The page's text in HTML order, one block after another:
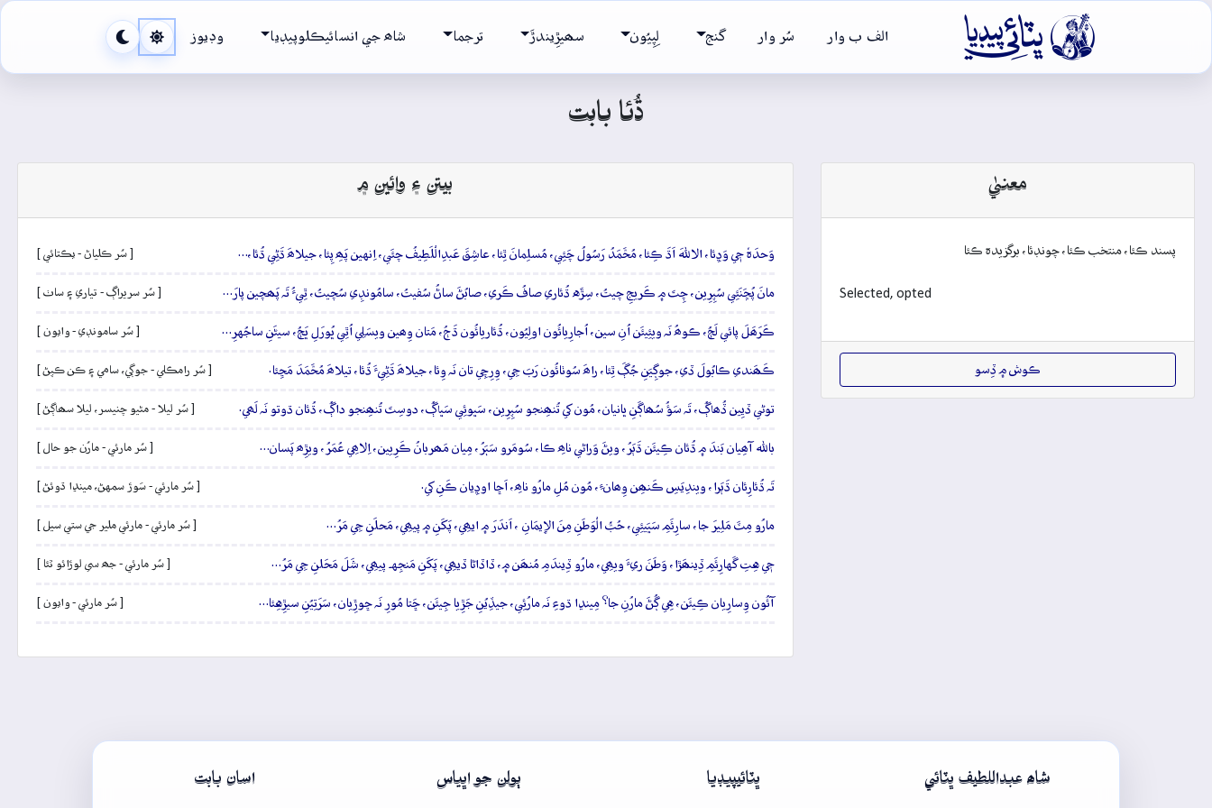
 الف ب وار سُر وار گنج لِپِيُون سھيڙِيندڙَ ترجما شاھ جي انسائيڪلوپيڊيا وڊيوز
ڌُئا بابت
معنيٰ
پسند ڪئا، منتخب ڪئا، چونڊئا، برگزيدہ ڪئا
Selected, opted
ڪوش ۾ ڏِسو
بيتن ۽ وائين ۾
وَحدَہٗ جٖي وَڍِئا، الاللهَ اَڌَ ڪِئا، مُحَّمَدُ رَسُولُ چَئِي، مُسلِمانَ ٿِئا، عاشِقَ عَبدِالْلَطِيفُ چئَي، اِنهين پَھِ پِئا، جيلاھَ ڌَڻِي ڌُئا،… [ سُر ڪلياڻ - يڪتائي ]
مانَ پُڇَنَئِي سُپِرِين، چِتَ ۾ ڪَريجِ چيتُ، سِڙَه ڌُئاري صافُ ڪَري، صابُڻَ ساڻُ سُفيتُ، سامُونڊِي سُچيتُ، ٿِيءُ تَہ پَھچين پارَ… [ سُر سريراڳ - تياري ۽ ساٺ ]
ڪَرَھَلَ پائي لَڄُ، ڪوھُ نَہ ويئِيئَن اُنِ سين، اُجارِيائُون اولِيُون، ڌُئاريائُون ڌَڄُ، مَتان وِھين ويسَلِي اُٿِي ڀُورَلِ ڀَڄُ، سيڻَنِ ساجُهرِ… [ سُر سامونڊي - وايون ]
ڪَھَندي ڪابُولَ ڏي، جوڳِيَنِ جُڳَ ٿِئا، راھَ سُوٺائُون رَبَ جِي، وِرِچِي تان نَہ وِئا، جيلاھَ ڌَڻِيءَ ڌُئا، تيلاھَ مُحَّمَدَ مَڃِئا. [ سُر رامڪلي - جوڳي، سامي ۽ ڪن ڪپڻ ]
توڻي ڏيِين ڏُھاڳُ، تَہ سَؤُ سُھاڳَنِ ڀانيان، مُون کي تُنھِنجو سُپِرِين، سَڀوئِي سَڀاڳُ، دوسِتَ تُنھِنجو داڳُ، ڌُئان ڌوتو نَہ لَھي. [ سُر ليلا - مڻيو چنيسر، ليلا سھاڳڻ ]
باللہ آھِيان بَندَ ۾ ڌُئان ڪِيئَن ڌَٻَرُ، ويڻَ وَراڻي ناھِ ڪا، سُومَرو سَٻَرُ، مِيان مَھربانُ ڪَرِيين، اِلاھِي عُمَرُ، ويڙِھ پَسان… [ سُر مارئي - مارُن جو حال ]
تَہ ڌُئارِئان ڌَٻَرا، ويندِيَسِ ڪَنھِن وِھانءِ، مُون مُلِ مارُو ناھِ، اَڇا اوڍِيان ڪَنِ کي. [ سُر مارئي - سَوڙ سمهڻ، مينڍا ڌوئڻ ]
مارُو مِٽَ مَلِيرَ جا، سارِئَمِ سَڀَيئِي، حُبُّ الْوَطَنِ مِنَ الإِيمَانِ ، اَندَرَ ۾ ايھِي، پَکَنِ ۾ پيھِي، مَحلَنِ جِي مَرُ… [ سُر مارئي - مارئي ملير جي ستي سيل ]
جٖي هِتِ گَهارِئَمِ ڏِينھَڙا، وَطَنَ ريءَ ويھِي، مارُو ڏِيندَمِ مُنھَن ۾، ڏاڏاڻا ڏيھِي، پَکَنِ مَنجِهہ پيھِي، شَلَ مَحَلنِ جِي مَرُ… [ سُر مارئي - جھ سي لوڙائو ٿئا ]
آئُون وِسارِيان ڪِيئَن، هِي ڳُڻَ مارُنِ جا؟ مِينڍا ڌوءِ نَہ مارُئِي، جيڏِيُنِ جَڙِيا جِيئَن، ڇَتا مُورِ نَہ ڇوڙِيان، سَرَتِيُنِ سيڙِهِئا… [ سُر مارئي - وايون ]
شاھ عبداللطيف ڀٽائي ڀٽائيپيڊيا ٻولن جو اڀياس اسان بابت